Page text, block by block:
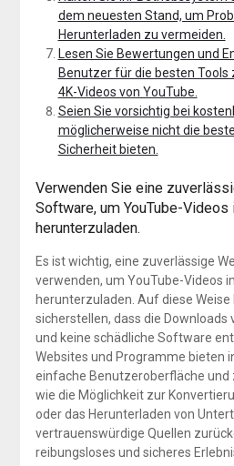
dem neuesten Stand, um
Herunterladen zu vermeiden.
Lesen Sie Bewertungen und
Benutzer für die besten Tools
4K-Videos von YouTube.
Seien Sie vorsichtig bei
möglicherweise nicht die
Sicherheit bieten.
Verwenden Sie eine
Software, um YouTube-
herunterzuladen.
Es ist wichtig, eine zuverlässige
verwenden, um YouTube-Videos
herunterzuladen. Auf diese Weise
sicherstellen, dass die Downloads
und keine schädliche Software
Websites und Programme bieten
einfache Benutzeroberfläche und
wie die Möglichkeit zur
oder das Herunterladen von
vertrauenswürdige Quellen
reibungsloses und sicheres